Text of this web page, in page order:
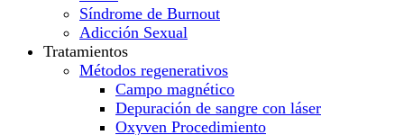
Síndrome de Burnout
Adicción Sexual
Tratamientos
Métodos regenerativos
Campo magnético
Depuración de sangre con láser
Oxyven Procedimiento